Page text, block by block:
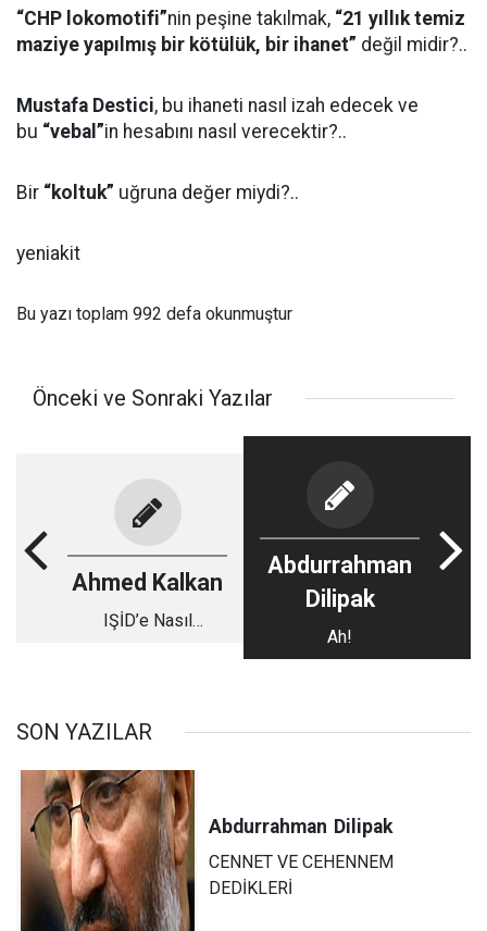
“CHP lokomotifi”nin peşine takılmak, “21 yıllık temiz
maziye yapılmış bir kötülük, bir ihanet” değil midir?..
Mustafa Destici, bu ihaneti nasıl izah edecek ve
bu “vebal”in hesabını nasıl verecektir?..
Bir “koltuk” uğruna değer miydi?..
yeniakit
Bu yazı toplam 992 defa okunmuştur
Önceki ve Sonraki Yazılar
Ahmed Kalkan
IŞİD’e Nasıl
Abdurrahman
Dilipak
Ah!
SON YAZILAR
Abdurrahman Dilipak
CENNET VE CEHENNEM
DEDİKLERİ